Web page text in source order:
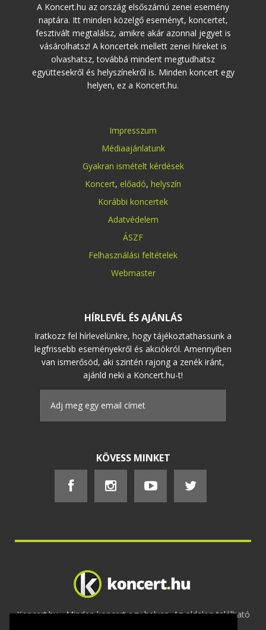
A Koncert.hu az ország elsőszámú zenei esemény
naptára. Itt minden közelgő eseményt, koncertet,
fesztivált megtalálsz, amikre akár azonnal jegyet is
vásárolhatsz! A koncertek mellett zenei híreket is
olvashatsz, továbbá mindent megtudhatsz
együttesekről és helyszínekről is. Minden koncert egy
helyen, ez a Koncert.hu.
Impresszum
Médiaajánlatunk
Gyakran ismételt kérdések
Koncert, előadó, helyszín
Korábbi koncertek
Adatvédelem
ÁSZF
Felhasználási feltételek
Webmaster
HÍRLEVÉL ÉS AJÁNLÁS
Iratkozz fel hírlevelünkre, hogy tájékoztathassunk a
legfrissebb eseményekről és akciókról. Amennyiben
van ismerősöd, aki szintén rajong a zenék iránt,
ajánld neki a Koncert.hu-t!
KÖVESS MINKET
Koncert.hu - Minden koncert egy helyen. Az oldalon található